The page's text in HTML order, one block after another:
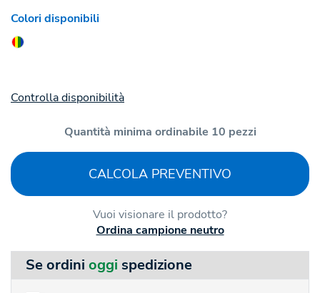
Colori disponibili
Controlla disponibilità
Quantità minima ordinabile 10 pezzi
CALCOLA PREVENTIVO
Vuoi visionare il prodotto?
Ordina campione neutro
Se ordini oggi spedizione